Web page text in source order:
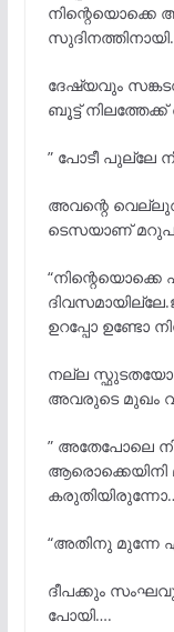
ദേഷ്യവും
ബൂട്ട്
” പോടീ പുല്ലേ
അവന്റെ
ടെസയാണ്
“നിന്റെയൊക്കെ
ഉറപ്പോ ഉണ്ടോ
നല്ല
അവരുടെ മുഖം
” അതേപോലെ
ആരൊക്കെയിനി
“അതിനു മുന്നേ
ദീപക്കും
പോയി….